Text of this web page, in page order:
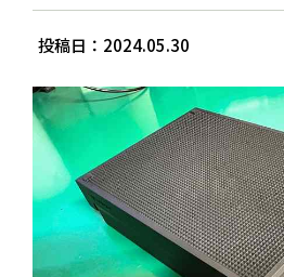
投稿日：2024.05.30